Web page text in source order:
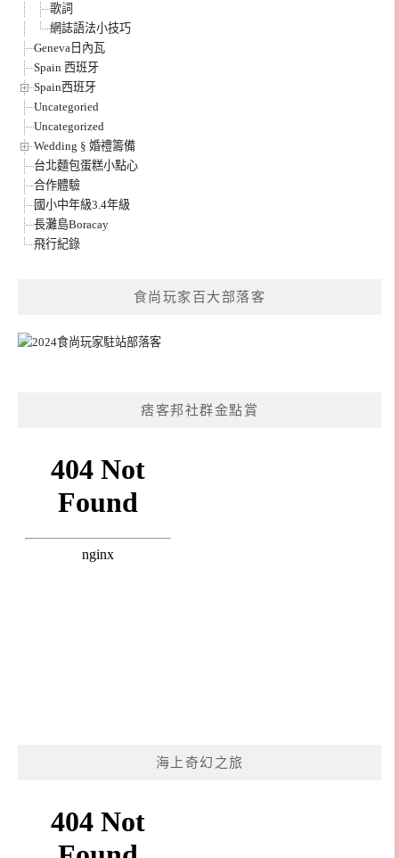
歌詞
網誌語法小技巧
Geneva日內瓦
Spain 西班牙
Spain西班牙
Uncategoried
Uncategorized
Wedding § 婚禮籌備
台北麵包蛋糕小點心
合作體驗
國小中年級3.4年級
長灘島Boracay
飛行紀錄
食尚玩家百大部落客
痞客邦社群金點賞
海上奇幻之旅